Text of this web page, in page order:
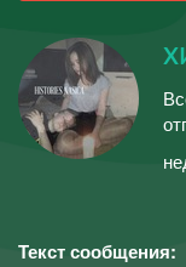
Текст сообщения: